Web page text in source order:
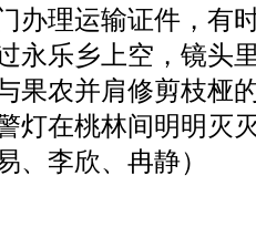
办理运输证件，有
永乐乡上空，镜头
果农并肩修剪枝桠
灯在桃林间明明灭
、李欣、冉静）